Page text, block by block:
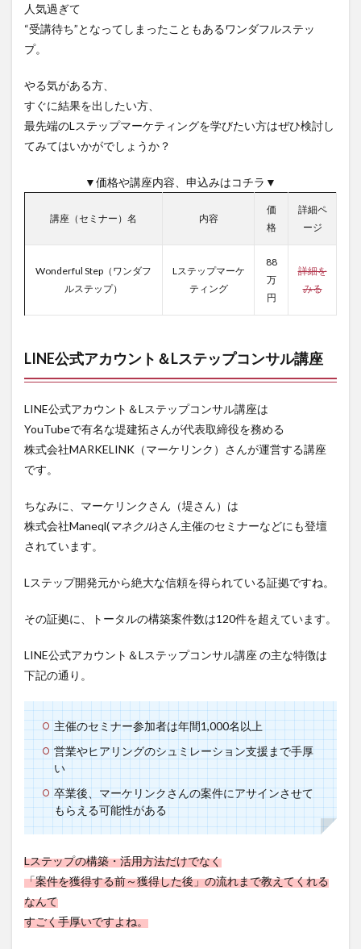
人気過ぎて
“受講待ち”となってしまったこともあるワンダフルステッ
プ。
やる気がある方、
すぐに結果を出したい方、
最先端のLステップマーケティングを学びたい方はぜひ検討し
てみてはいかがでしょうか？
▼価格や講座内容、申込みはコチラ▼
講座（セミナー）名 内容
価
格
詳細ペ
ージ
Wonderful Step（ワンダフ
ルステップ）
Lステップマーケ
ティング
88
万
円
詳細を
みる
LINE公式アカウント＆Lステップコンサル講座
LINE公式アカウント＆Lステップコンサル講座は
YouTubeで有名な堤建拓さんが代表取締役を務める
株式会社MARKELINK（マーケリンク）さんが運営する講座
です。
ちなみに、マーケリンクさん（堤さん）は
株式会社Maneql(マネクル)さん主催のセミナーなどにも登壇
されています。
Lステップ開発元から絶大な信頼を得られている証拠ですね。
その証拠に、トータルの構築案件数は120件を超えています。
LINE公式アカウント＆Lステップコンサル講座 の主な特徴は
下記の通り。
主催のセミナー参加者は年間1,000名以上
営業やヒアリングのシュミレーション支援まで手厚
い
卒業後、マーケリンクさんの案件にアサインさせて
もらえる可能性がある
Lステップの構築・活用方法だけでなく
「案件を獲得する前～獲得した後」の流れまで教えてくれる
なんて
すごく手厚いですよね。